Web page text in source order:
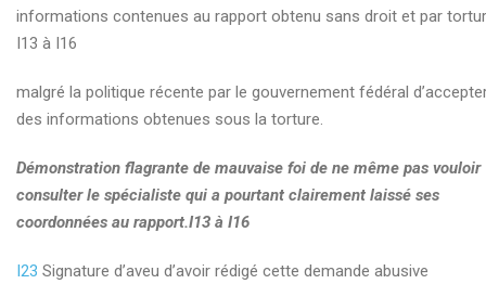
informations contenues au rapport obtenu sans droit et par
I13 à I16
malgré la politique récente par le gouvernement fédéral
des informations obtenues sous la torture.
Démonstration flagrante de mauvaise foi de ne même pas vouloir
consulter le spécialiste qui a pourtant clairement laissé ses
coordonnées au rapport.I13 à I16
I23 Signature d’aveu d’avoir rédigé cette demande abusive